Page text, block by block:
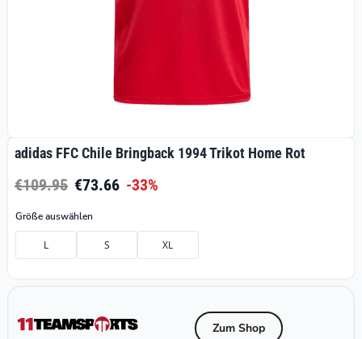
adidas FFC Chile Bringback 1994 Trikot Home Rot
€109.95 €73.66 -33%
Größe auswählen
L S XL
Zum Shop